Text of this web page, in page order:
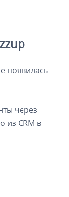
появилась
через
из CRM в